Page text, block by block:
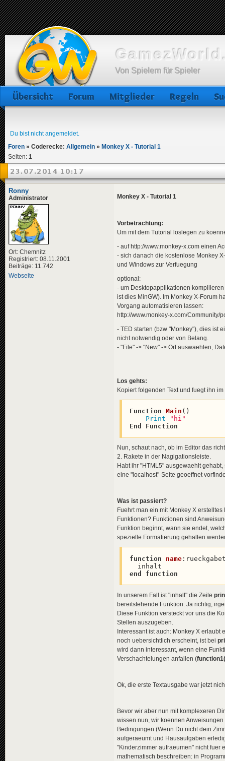
Von Spielern für Spieler
Übersicht Forum Mitglieder Regeln
Du bist nicht angemeldet.
Foren » Coderecke: Allgemein » Monkey X - Tutorial 1
Seiten: 1
23.07.2014 10:17
Ronny
Administrator
Ort: Chemnitz
Registriert: 08.11.2001
Beiträge: 11.742
Webseite
Monkey X - Tutorial 1
Vorbetrachtung:
Um mit dem Tutorial loslegen zu
- auf http://www.monkey-x.com einen
- sich danach die kostenlose Monkey
und Windows zur Verfuegung
optional:
- um Desktopapplikationen
ist dies MinGW). Im Monkey X-Forum
Vorgang automatisieren lassen:
http://www.monkey-x.com/Community/
- TED starten (bzw "Monkey"), dies ist
nicht notwendig oder von Belang.
- "File" -> "New" -> Ort auswaehlen,
Los gehts:
Kopiert folgenden Text und fuegt ihn
Function Main ( )
Print
"hi"
End
Function
Nun, schaut nach, ob im Editor das
2. Rakete in der Nagigationsleiste.
Habt ihr "HTML5" ausgewaehlt
eine "localhost"-Seite geoeffnet
Was ist passiert?
Fuehrt man ein mit Monkey X
Funktionen? Funktionen sind
Funktion beginnt, wann sie endet,
spezielle Formatierung gehalten
function name:
end
function
In unserem Fall ist "inhalt" die Zeile
bereitstehende Funktion. Ja richtig,
Diese Funktion versteckt vor uns die
Stellen auszugeben.
Interessant ist auch: Monkey X
noch uebersichtlich erscheint, ist bei
wird dann interessant, wenn eine
Verschachtelungen anfallen (
Ok, die erste Textausgabe war jetzt
Bevor wir aber nun mit komplexeren
wissen nun, wir koennen
Bedingungen (Wenn Du nicht dein
aufgeraeumt und Hausaufgaben
"Kinderzimmer aufraeumen" nicht fuer
mathematisch beschreiben: in